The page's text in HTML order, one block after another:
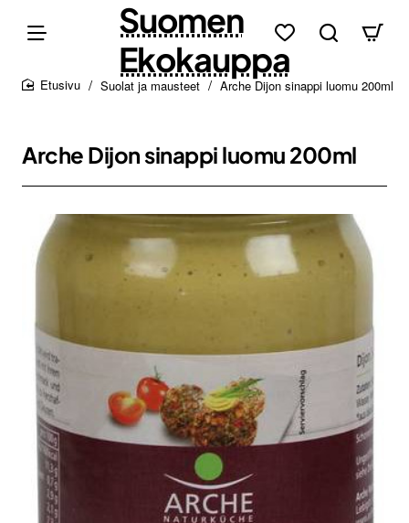
Suomen
Ekokauppa
Suolat ja mausteet Arche Dijon sinappi luomu 200ml
Arche Dijon sinappi luomu 200ml